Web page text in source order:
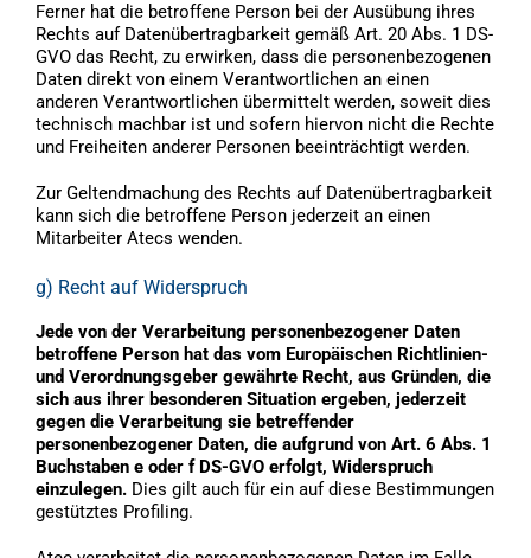
Ferner hat die betroffene Person bei der Ausübung ihres
Rechts auf Datenübertragbarkeit gemäß Art. 20 Abs. 1 DS-
GVO das Recht, zu erwirken, dass die personenbezogenen
Daten direkt von einem Verantwortlichen an einen
anderen Verantwortlichen übermittelt werden, soweit dies
technisch machbar ist und sofern hiervon nicht die Rechte
und Freiheiten anderer Personen beeinträchtigt werden.
Zur Geltendmachung des Rechts auf Datenübertragbarkeit
kann sich die betroffene Person jederzeit an einen
Mitarbeiter Atecs wenden.
g) Recht auf Widerspruch
Jede von der Verarbeitung personenbezogener Daten
betroffene Person hat das vom Europäischen Richtlinien-
und Verordnungsgeber gewährte Recht, aus Gründen, die
sich aus ihrer besonderen Situation ergeben, jederzeit
gegen die Verarbeitung sie betreffender
personenbezogener Daten, die aufgrund von Art. 6 Abs. 1
Buchstaben e oder f DS-GVO erfolgt, Widerspruch
einzulegen. Dies gilt auch für ein auf diese Bestimmungen
gestütztes Profiling.